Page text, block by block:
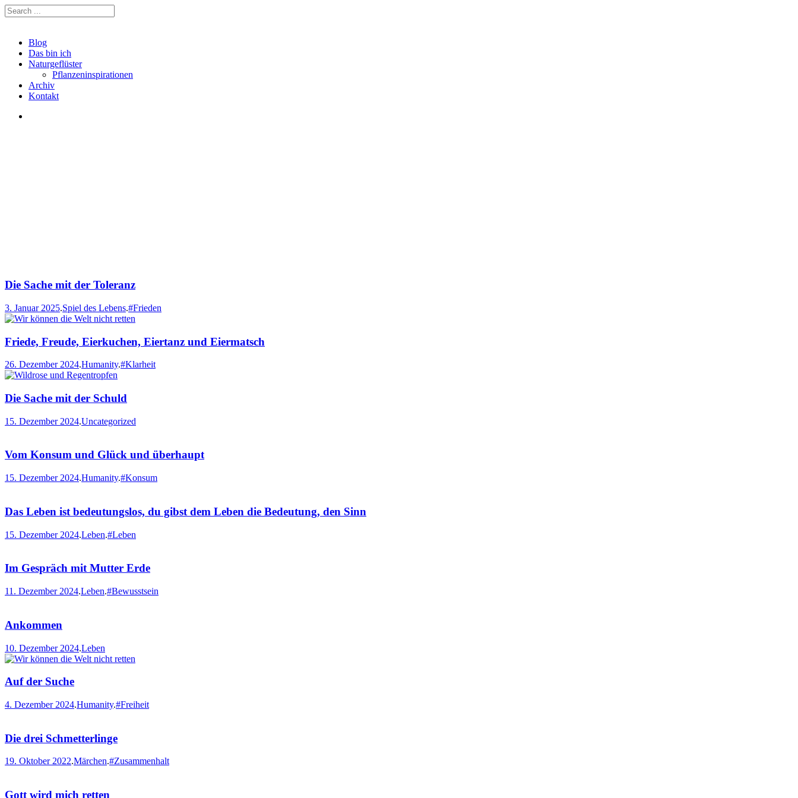
Blog
Das bin ich
Naturgeflüster
Pflanzeninspirationen
Archiv
Kontakt
Die Sache mit der Toleranz
3. Januar 2025.Spiel des Lebens.#Frieden
Friede, Freude, Eierkuchen, Eiertanz und Eiermatsch
26. Dezember 2024.Humanity.#Klarheit
Die Sache mit der Schuld
15. Dezember 2024.Uncategorized
Vom Konsum und Glück und überhaupt
15. Dezember 2024.Humanity.#Konsum
Das Leben ist bedeutungslos, du gibst dem Leben die Bedeutung, den Sinn
15. Dezember 2024.Leben.#Leben
Im Gespräch mit Mutter Erde
11. Dezember 2024.Leben.#Bewusstsein
Ankommen
10. Dezember 2024.Leben
Auf der Suche
4. Dezember 2024.Humanity.#Freiheit
Die drei Schmetterlinge
19. Oktober 2022.Märchen.#Zusammenhalt
Gott wird mich retten